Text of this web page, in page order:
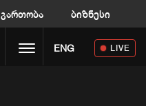
გართობა ბიზნესი
Toggle navigation
ENG LIVE